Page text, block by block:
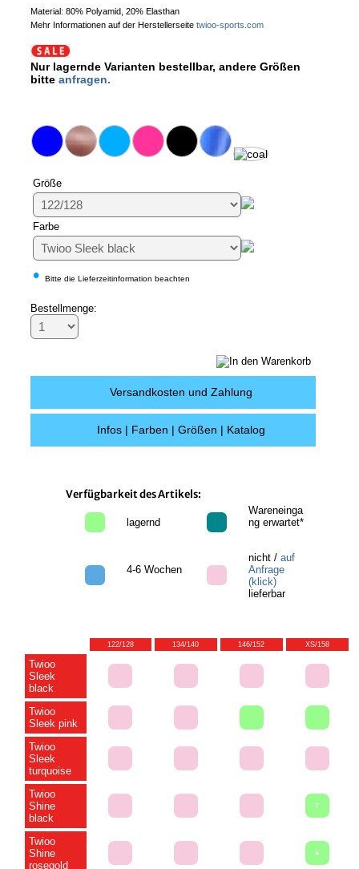
Material: 80% Polyamid, 20% Elasthan
Mehr Informationen auf der Herstellerseite twioo-sports.com
Nur lagernde Varianten bestellbar, andere Größen
bitte anfragen.
Größe
Farbe
• Bitte die Lieferzeitinformation beachten
Bestellmenge:
Versandkosten und Zahlung
Infos | Farben | Größen | Katalog
Verfügbarkeit des Artikels:
lagernd
Wareneinga
ng erwartet*
4-6 Wochen
nicht /auf
Anfrage
(klick)
lieferbar
122/128 134/140 146/152 XS/158
Twioo
Sleek
black
Twioo
Sleek pink
Twioo
Sleek
turquoise
Twioo
Shine
black
7
Twioo
Shine
rosegold
4